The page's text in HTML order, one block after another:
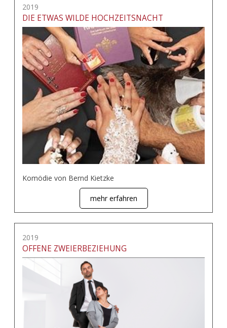
2019
DIE ETWAS WILDE HOCHZEITSNACHT
Komödie von Bernd Kietzke
mehr erfahren
2019
OFFENE ZWEIERBEZIEHUNG